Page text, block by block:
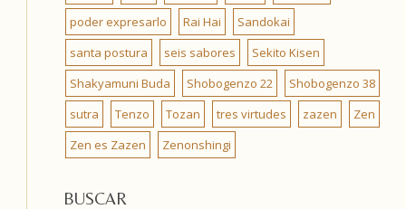
poder expresarlo
Rai Hai
Sandokai
santa postura
seis sabores
Sekito Kisen
Shakyamuni Buda
Shobogenzo 22
Shobogenzo 38
sutra
Tenzo Tozan tres virtudes zazen
Zen
Zen es Zazen
Zenonshingi
BUSCAR